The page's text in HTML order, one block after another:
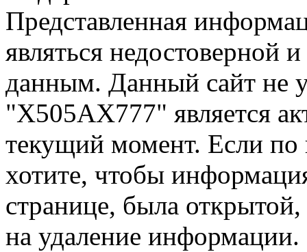
Представленная
являться недостоверной
данным. Данный сайт не
"Х505АХ777" является
текущий момент. Если
хотите, чтобы
странице, была открытой,
на удаление информации.